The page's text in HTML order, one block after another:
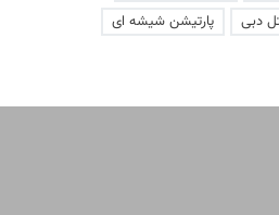
دبی پارتیشن شیشه ای